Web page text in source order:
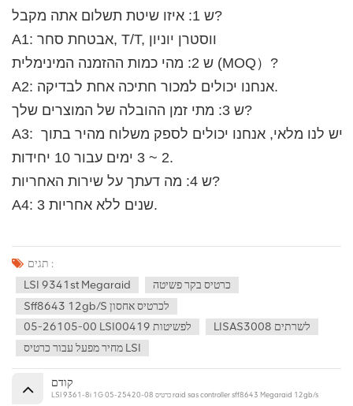
ש 1: איזו שיטת תשלום אתה מקבל?
A1: אבטחת סחר, T/T, ווסטרן יוניון
ש 2: מהי כמות ההזמנה המינימלית (MOQ）?
A2: אנחנו יכולים למכור חתיכה אחת לבדיקה.
ש 3: מתי זמן ההובלה של המוצרים שלך?
A3: יש לנו מלאי, אנחנו יכולים לספק משלוח מהיר בתוך
2 ~ 3 ימים עבור 10 יחידות.
ש 4: מה דעתך על שירות האחריות?
A4: 3 שנים ללא אחריות.
תגים :
LSI 9341st Megaraid
כרטיס בקר פשיטה
Sff8643 12gb/s לכרטיס אחסון
05-26105-00 LSI00419 לפשיטות
LISAS3008 לשרתים
מחיר מפעל עבור כרטיס LSI
קודם
LSI 9361-8i 1G 05-25420-08 כרטיס raid sas controller sff8643 Megaraid 12gb/s